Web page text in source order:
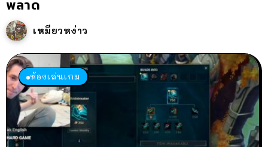
พลาด
เหมียวหง่าว
ห้องเล่นเกม